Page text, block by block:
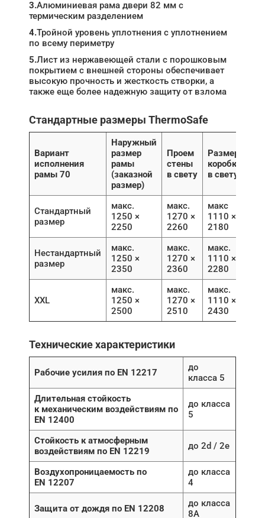
3.Алюминиевая рама двери 82 мм с
термическим разделением
4.Тройной уровень уплотнения с уплотнением
по всему периметру
5.Лист из нержавеющей стали с порошковым
покрытием с внешней стороны обеспечивает
высокую прочность и жесткость створки, а
также еще более надежную защиту от взлома
Стандартные размеры ThermoSafe
Вариант
исполнения
рамы 70
Наружный
размер
рамы
(заказной
размер)
Проем
стены
в свету
Размер
коробки
в свету
Стандартный
размер
макс.
1250 ×
2250
макс.
1270 ×
2260
макс
1110 ×
2180
Нестандартный
размер
макс.
1250 ×
2350
макс.
1270 ×
2360
макс.
1110 ×
2280
XXL
макс.
1250 ×
2500
макс.
1270 ×
2510
макс.
1110 ×
2430
Технические характеристики
Рабочие усилия по EN 12217
до
класса 5
Длительная стойкость
к механическим воздействиям по
EN 12400
до класса
5
Стойкость к атмосферным
воздействиям по EN 12219
до 2d / 2e
Воздухопроницаемость по
EN 12207
до класса
4
Защита от дождя по EN 12208
до класса
8A